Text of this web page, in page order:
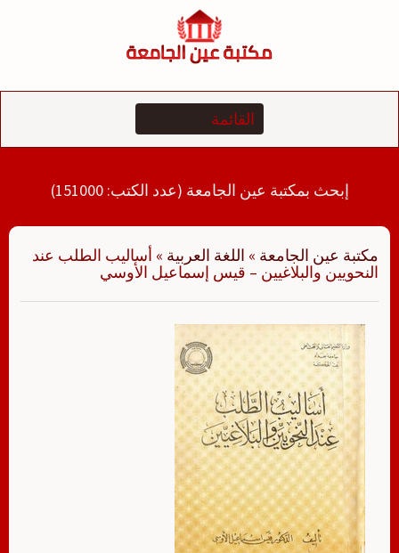
إبحث بمكتبة عين الجامعة (عدد الكتب: 151000)
مكتبة عين الجامعة » اللغة العربية » أساليب الطلب عند
النحويين والبلاغيين – قيس إسماعيل الأوسي